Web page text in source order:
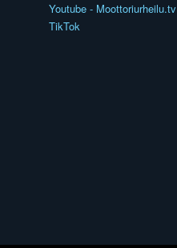
Youtube - Moottoriurheilu.tv
TikTok